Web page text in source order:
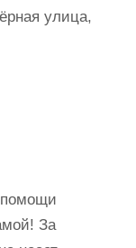
улица,
помощи
За